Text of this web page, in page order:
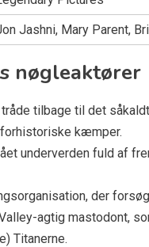
Jashni, Mary Parent,
nøgleaktører
tilbage til det
kæmper.
underverden fuld af
der
agtig mastodont,
Titanerne.